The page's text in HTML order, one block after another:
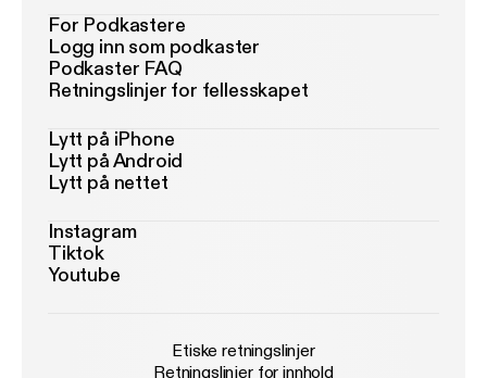
For Podkastere
Logg inn som podkaster
Podkaster FAQ
Retningslinjer for fellesskapet
Lytt på iPhone
Lytt på Android
Lytt på nettet
Instagram
Tiktok
Youtube
Etiske retningslinjer
Retningslinjer for innhold